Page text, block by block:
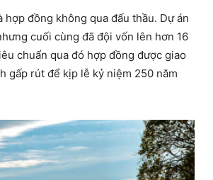
đồng không qua đấu thầu. Dự án
cuối cùng đã đội vốn lên hơn 16
chuẩn qua đó hợp đồng được giao
gấp rút để kịp lễ kỷ niệm 250 năm